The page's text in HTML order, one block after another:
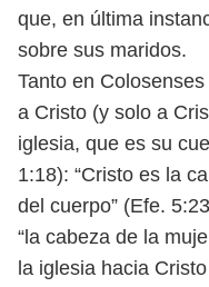
que, en última
sobre sus maridos.
Tanto en
a Cristo (y solo a
iglesia, que es su
1:18): “Cristo es la
del cuerpo” (Efe.
“la cabeza de la
la iglesia hacia